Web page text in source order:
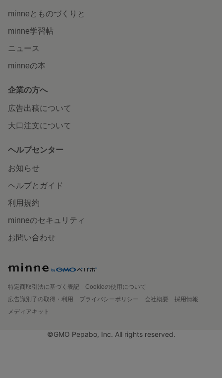
minneとものづくりと
minne学習帖
ニュース
minneの本
企業の方へ
広告出稿について
大口注文について
ヘルプセンター
お知らせ
ヘルプとガイド
利用規約
minneのセキュリティ
お問い合わせ
特定商取引法に基づく表記
Cookieの使用について
広告識別子の取得・利用
プライバシーポリシー 会社概要
採用情報
メディアキット
©GMO Pepabo, Inc. All rights reserved.